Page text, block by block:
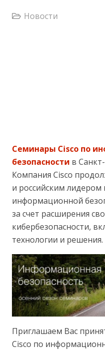
Новости
Семинары Cisco по
безопасности в
Компания Cisco
и российским лидером
информационной
за счет расширения
кибербезопасности,
технологии и решения.
Приглашаем Вас
Cisco по